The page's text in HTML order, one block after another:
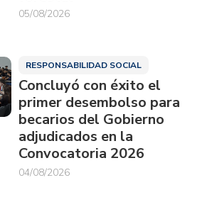
05/08/2026
RESPONSABILIDAD SOCIAL
Concluyó con éxito el
primer desembolso para
becarios del Gobierno
adjudicados en la
Convocatoria 2026
04/08/2026